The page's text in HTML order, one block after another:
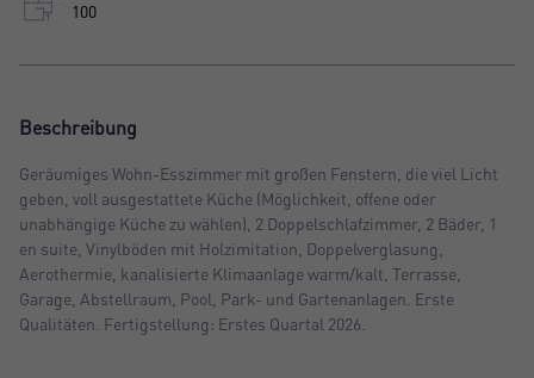
100
Beschreibung
Geräumiges Wohn-Esszimmer mit großen Fenstern, die viel Licht
geben, voll ausgestattete Küche (Möglichkeit, offene oder
unabhängige Küche zu wählen), 2 Doppelschlafzimmer, 2 Bäder, 1
en suite, Vinylböden mit Holzimitation, Doppelverglasung,
Aerothermie, kanalisierte Klimaanlage warm/kalt, Terrasse,
Garage, Abstellraum, Pool, Park- und Gartenanlagen. Erste
Qualitäten. Fertigstellung: Erstes Quartal 2026.